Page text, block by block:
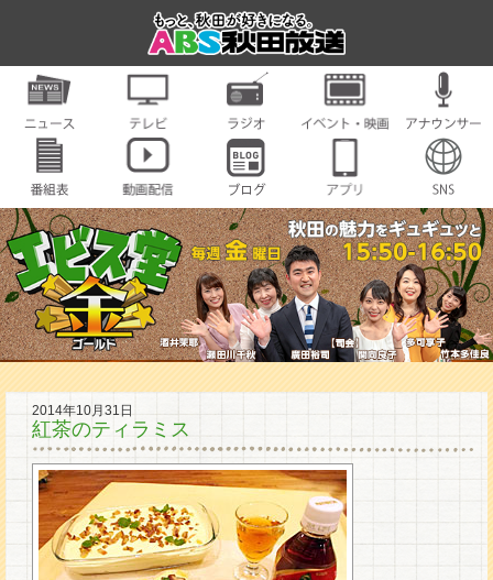
2014年10月31日
紅茶のティラミス